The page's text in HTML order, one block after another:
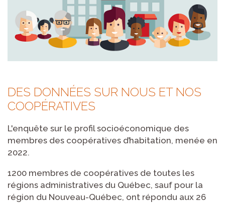
DES DONNÉES SUR NOUS ET NOS
COOPÉRATIVES
L'enquête sur le profil socioéconomique des
membres des coopératives d’habitation, menée en
2022.
1200 membres de coopératives de toutes les
régions administratives du Québec, sauf pour la
région du Nouveau-Québec, ont répondu aux 26